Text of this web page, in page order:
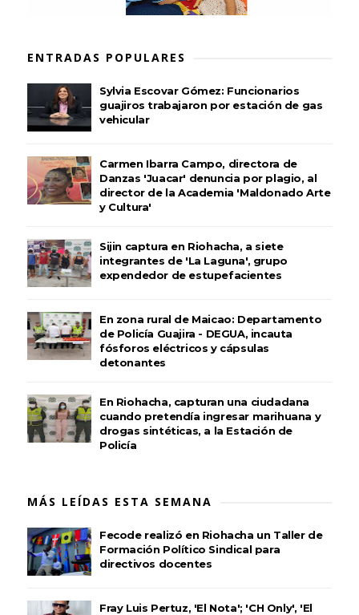
ENTRADAS POPULARES
Sylvia Escovar Gómez: Funcionarios
guajiros trabajaron por estación de gas
vehicular
Carmen Ibarra Campo, directora de
Danzas 'Juacar' denuncia por plagio, al
director de la Academia 'Maldonado Arte
y Cultura'
Sijin captura en Riohacha, a siete
integrantes de 'La Laguna', grupo
expendedor de estupefacientes
En zona rural de Maicao: Departamento
de Policía Guajira - DEGUA, incauta
fósforos eléctricos y cápsulas
detonantes
En Riohacha, capturan una ciudadana
cuando pretendía ingresar marihuana y
drogas sintéticas, a la Estación de
Policía
MÁS LEÍDAS ESTA SEMANA
Fecode realizó en Riohacha un Taller de
Formación Político Sindical para
directivos docentes
Fray Luis Pertuz, 'El Nota'; 'CH Only', 'El